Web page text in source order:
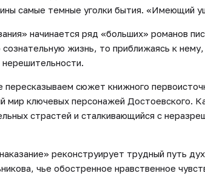
самые темные уголки бытия. «Имеющий
начинается ряд «больших» романов
жизнь, то приближаясь к
нерешительности.
пересказываем сюжет книжного
мир ключевых персонажей Достоевского.
страстей и сталкивающийся с
реконструирует трудный путь
чье обостренное нравственное